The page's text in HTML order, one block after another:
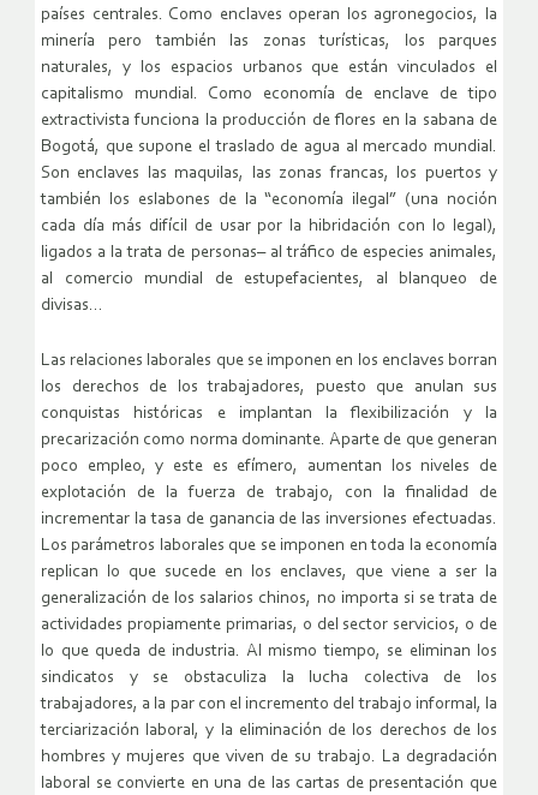
países centrales. Como enclaves operan los agronegocios, la
minería pero también las zonas turísticas, los parques
naturales, y los espacios urbanos que están vinculados el
capitalismo mundial. Como economía de enclave de tipo
extractivista funciona la producción de flores en la sabana de
Bogotá, que supone el traslado de agua al mercado mundial.
Son enclaves las maquilas, las zonas francas, los puertos y
también los eslabones de la “economía ilegal” (una noción
cada día más difícil de usar por la hibridación con lo legal),
ligados a la trata de personas– al tráfico de especies animales,
al comercio mundial de estupefacientes, al blanqueo de
divisas…
Las relaciones laborales que se imponen en los enclaves borran
los derechos de los trabajadores, puesto que anulan sus
conquistas históricas e implantan la flexibilización y la
precarización como norma dominante. Aparte de que generan
poco empleo, y este es efímero, aumentan los niveles de
explotación de la fuerza de trabajo, con la finalidad de
incrementar la tasa de ganancia de las inversiones efectuadas.
Los parámetros laborales que se imponen en toda la economía
replican lo que sucede en los enclaves, que viene a ser la
generalización de los salarios chinos, no importa si se trata de
actividades propiamente primarias, o del sector servicios, o de
lo que queda de industria. Al mismo tiempo, se eliminan los
sindicatos y se obstaculiza la lucha colectiva de los
trabajadores, a la par con el incremento del trabajo informal, la
terciarización laboral, y la eliminación de los derechos de los
hombres y mujeres que viven de su trabajo. La degradación
laboral se convierte en una de las cartas de presentación que